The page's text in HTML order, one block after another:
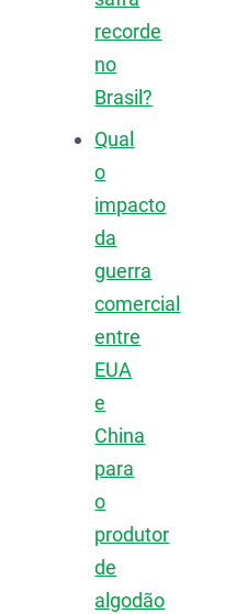
recorde
no
Brasil?
Qual
o
impacto
da
guerra
comercial
entre
EUA
e
China
para
o
produtor
de
algodão